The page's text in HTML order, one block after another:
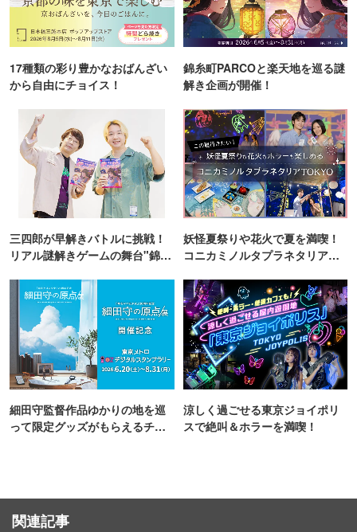
17種類の彩り豊かなおばんざい
から自由にチョイス！
錦糸町PARCOと楽天地を巡る謎
解き企画が開催！
三四郎が早解きバトルに挑戦！
リアル謎解きゲームの舞台"錦糸
妖怪夏祭りや花火で夏を満喫！
コニカミノルタプラネタリア
細田守監督作品ゆかりの地を巡
って限定グッズがもらえるチャ
涼しく過ごせる東京ジョイポリ
スで絶叫＆ホラーを満喫！
関連記事